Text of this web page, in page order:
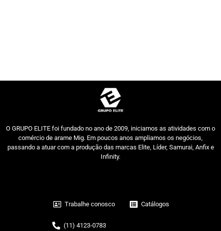
O GRUPO ELITE foi fundado no ano de 2009, iniciamos as atividades com o
comércio de arame Mig. Em poucos anos ampliamos os negócios,
passando a atuar com a produção das marcas Elite, Líder, Samurai, Anfix e
Infinity.
Trabalhe conosco Catálogos
(11) 4123-0783